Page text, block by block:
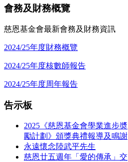
會務及財務概覽
慈恩基金會最新會務及財務資訊
2024/25年度財務概覽
2024/25年度核數師報告
2024/25年度周年報告
告示板
2025《慈恩基金會學業進步奬
勵計劃》頒獎典禮報導及鳴謝
永遠懷念陸武平先生
慈恩廿五週年「愛的傳承」交